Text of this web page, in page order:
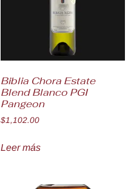
Biblia Chora Estate
Blend Blanco PGI
Pangeon
$1,102.00
Leer más